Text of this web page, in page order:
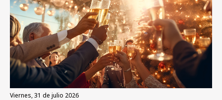
viernes, 31 de julio 2026